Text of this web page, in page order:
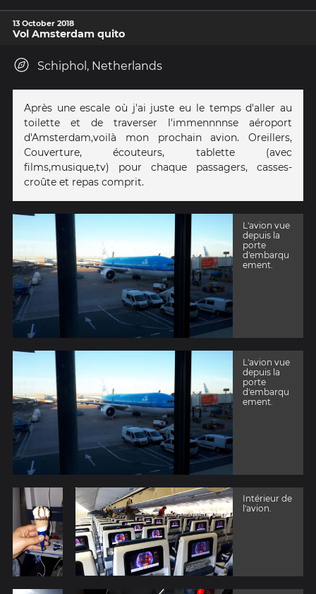
13 October 2018
Vol Amsterdam quito
Schiphol, Netherlands
Après une escale où j'ai juste eu le temps d'aller au
toilette et de traverser l'immennnnse aéroport
d'Amsterdam,voilà mon prochain avion. Oreillers,
Couverture, écouteurs, tablette (avec
films,musique,tv) pour chaque passagers, casses-
croûte et repas comprit.
L'avion vue
depuis la
porte
d'embarqu
ement.
L'avion vue
depuis la
porte
d'embarqu
ement.
Intérieur de
l'avion.